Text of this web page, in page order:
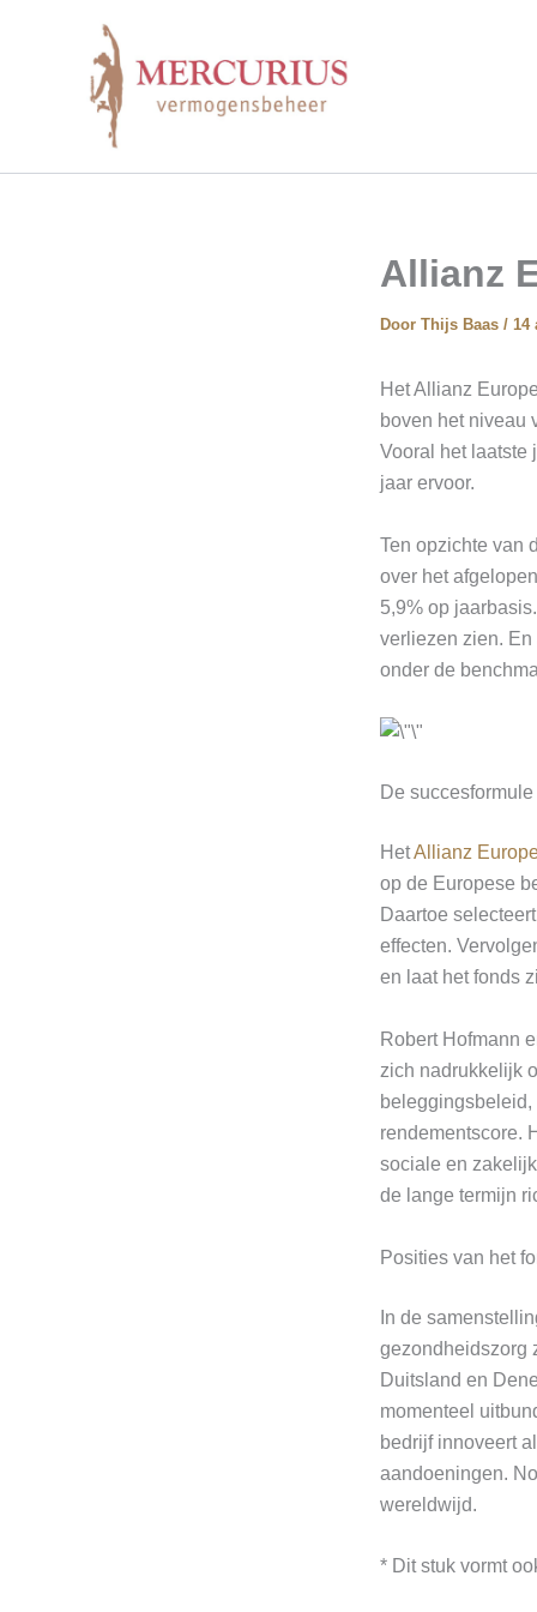
Allianz
Door Thijs Baas / 14
Het Allianz
boven het niveau
Vooral het laatste
jaar ervoor.
Ten opzichte van
over het
5,9% op
verliezen zien.
onder de
De succesformule
HetAllianz
op de Europese
Daartoe
effecten.
en laat het fonds
Robert Hofmann
zich nadrukkelijk
beleggingsbeleid,
rendementscore.
sociale en
de lange termijn
Posities van het
In de
gezondheidszorg
Duitsland en
momenteel
bedrijf innoveert
aandoeningen.
wereldwijd.
* Dit stuk vormt